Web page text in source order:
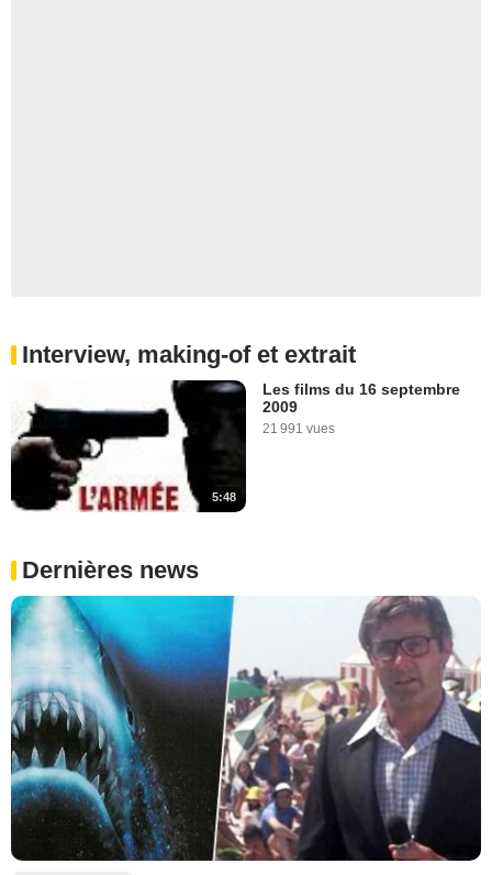
Interview, making-of et extrait
5:48
Les films du 16 septembre
2009
21 991 vues
Dernières news